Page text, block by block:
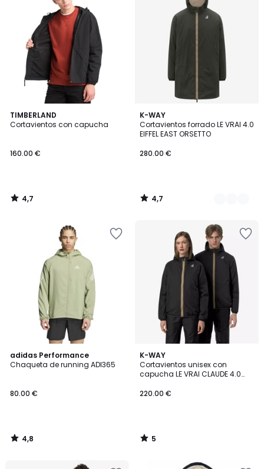
TIMBERLAND
Cortavientos con capucha
160.00 €
4,7
/ 5
4,7
/
K-WAY
Cortavientos forrado LE VRAI 4.0
EIFFEL EAST ORSETTO
280.00 €
4,7
/ 5
2
Colores
4,7
/
adidas Performance
Chaqueta de running ADI365
80.00 €
4,8
/ 5
4,8
/
K-WAY
Cortavientos unisex con
capucha LE VRAI CLAUDE 4.0
220.00 €
5
/
5
5
/